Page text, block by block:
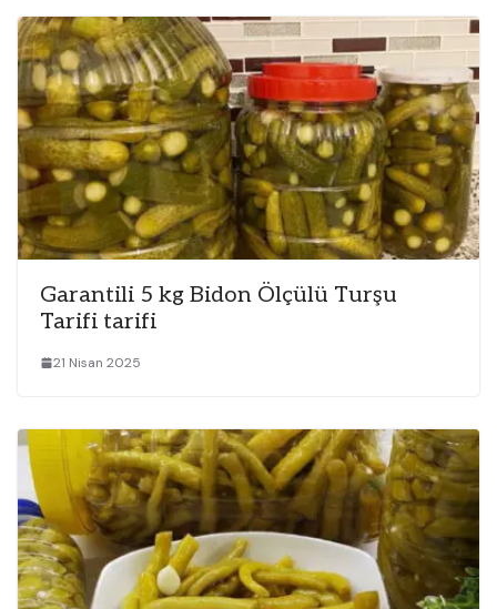
Garantili 5 kg Bidon Ölçülü Turşu
Tarifi tarifi
21 Nisan 2025